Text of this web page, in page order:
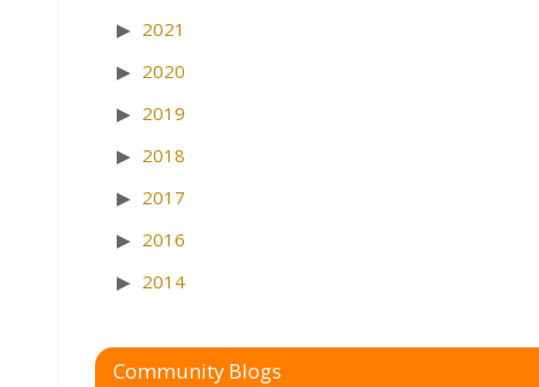
2021
2020
2019
2018
2017
2016
2014
Community Blogs